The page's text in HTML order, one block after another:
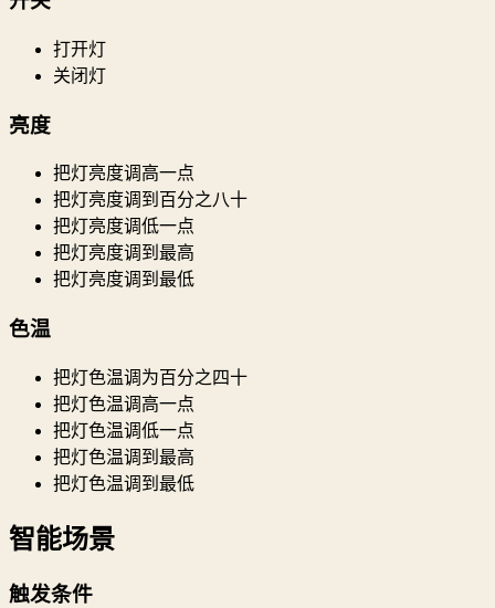
打开灯
关闭灯
亮度
把灯亮度调高一点
把灯亮度调到百分之八十
把灯亮度调低一点
把灯亮度调到最高
把灯亮度调到最低
色温
把灯色温调为百分之四十
把灯色温调高一点
把灯色温调低一点
把灯色温调到最高
把灯色温调到最低
智能场景
触发条件